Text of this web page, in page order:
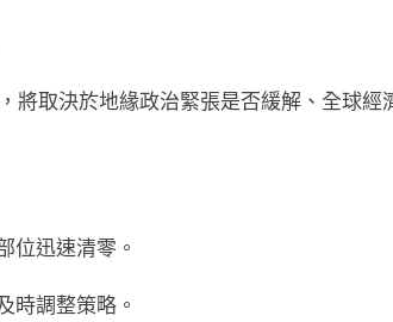
將取決於地緣政治緊張是否緩解、全球經
位迅速清零。
時調整策略。